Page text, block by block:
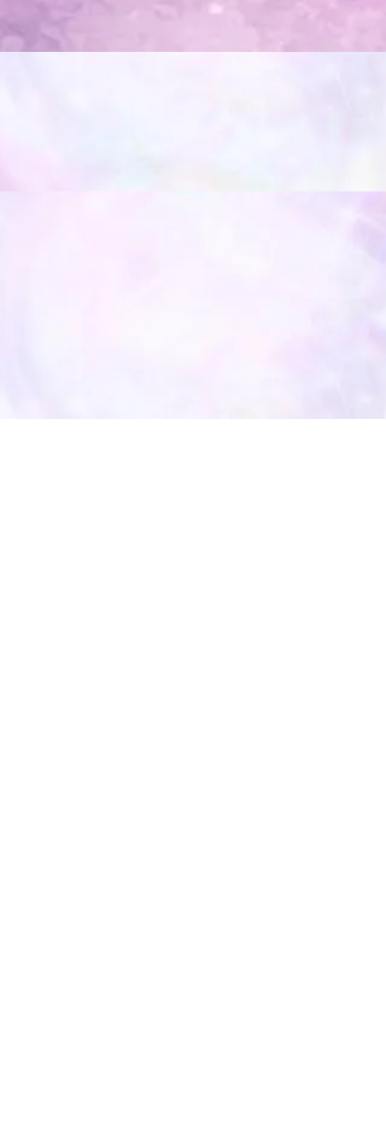
פלאטוניק סוליד הצורות שמרכיבות את כל